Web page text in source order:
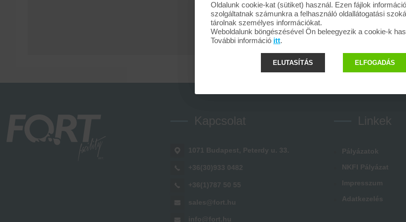
Kapcsolat
1071 Budapest, Peterdy u. 33.
+36(30)933 0482
+36(1)787 50 55
sales@fort.hu
info@fort.hu
Linkek
Pályázatok
NKFI Pályázat
Impresszum
Adatkezelés
Oldalunk cookie-kat (sütiket) használ. Ezen fájlok
szolgáltatnak számunkra a felhasználó oldallátogatási
tárolnak személyes információkat.
Weboldalunk böngészésével Ön beleegyezik a cookie-k
További információ itt.
ELUTASÍTÁS ELFOGADÁS